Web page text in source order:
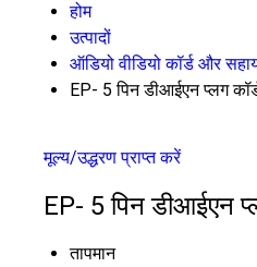
होम
उत्पादों
ऑडियो वीडियो कॉर्ड और
EP- 5 पिन डीआईएन प्लग
मूल्य/उद्धरण प्राप्त करें
EP- 5 पिन डीआईएन
तापमान